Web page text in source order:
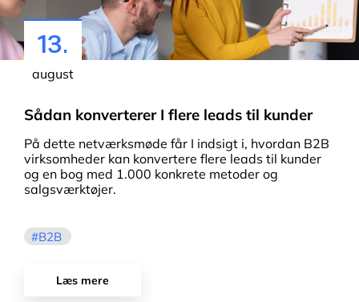
13.
august
Sådan konverterer I flere leads til kunder
På dette netværksmøde får I indsigt i, hvordan B2B
virksomheder kan konvertere flere leads til kunder
og en bog med 1.000 konkrete metoder og
salgsværktøjer.
B2B
Læs mere